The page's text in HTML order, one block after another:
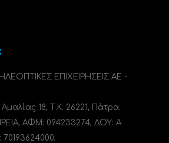
ΕΠΙΧΕΙΡΗΣΕΙΣ ΑΕ -
18, Τ.Κ. 26221, Πάτρα.
ΑΦΜ: 094233274, ΔΟΥ: A